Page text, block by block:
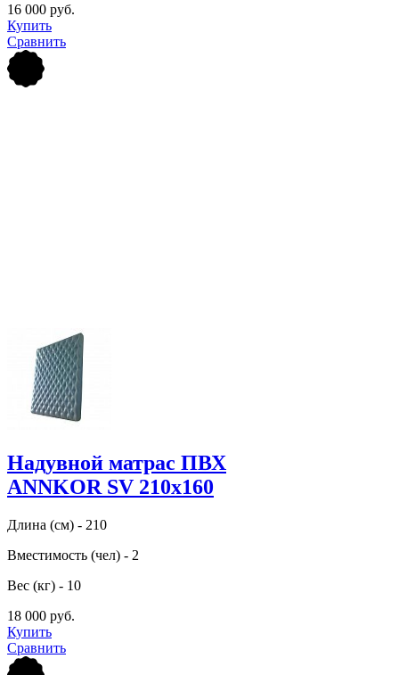
16 000 руб.
Купить
Сравнить
Надувной матрас ПВХ
ANNKOR SV 210х160
Длина (см) - 210
Вместимость (чел) - 2
Вес (кг) - 10
18 000 руб.
Купить
Сравнить